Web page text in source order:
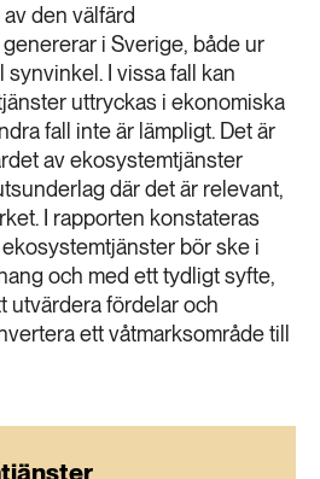
den välfärd
i Sverige, både ur
I vissa fall kan
uttryckas i ekonomiska
fall inte är lämpligt. Det är
av ekosystemtjänster
där det är relevant,
I rapporten konstateras
bör ske i
och med ett tydligt syfte,
utvärdera fördelar och
ett våtmarksområde till